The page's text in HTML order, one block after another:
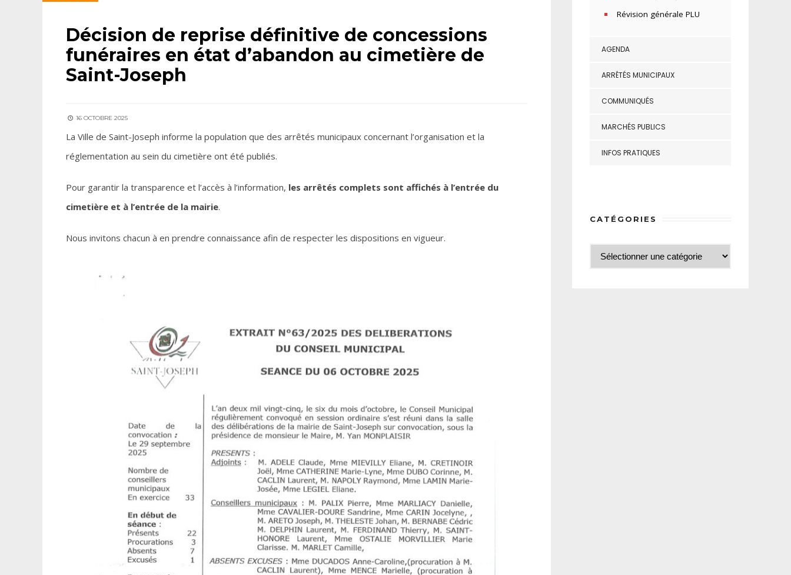
Décision de reprise définitive de concessions
funéraires en état d’abandon au cimetière de
Saint-Joseph
16 OCTOBRE 2025
La Ville de Saint-Joseph informe la population que des arrêtés municipaux concernant l’organisation et la
réglementation au sein du cimetière ont été publiés.
Pour garantir la transparence et l’accès à l’information, les arrêtés complets sont affichés à l’entrée du
cimetière et à l’entrée de la mairie.
Nous invitons chacun à en prendre connaissance afin de respecter les dispositions en vigueur.
Révision générale PLU
AGENDA
ARRÊTÉS MUNICIPAUX
COMMUNIQUÉS
MARCHÉS PUBLICS
INFOS PRATIQUES
CATÉGORIES